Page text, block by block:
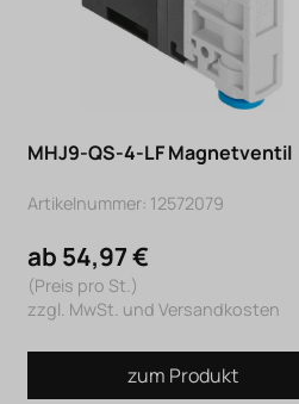
MHJ9-QS-4-LF Magnetventil
Artikelnummer: 12572079
ab 54,97 €
(Preis pro St.)
zzgl. MwSt. und Versandkosten
zum Produkt